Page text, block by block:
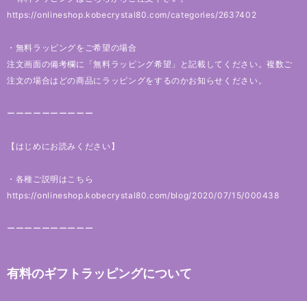
https://onlineshop.kobecrystal80.com/categories/2637402
・無料ラッピングをご希望の場合
注文画面の備考欄に「無料ラッピング希望」と記載してください。複数ご
注文の場合はどの商品にラッピングをするのかお知らせください。
ーーーーーーーーーー
【はじめにお読みください】
・各種ご説明はこちら
https://onlineshop.kobecrystal80.com/blog/2020/07/15/000438
ーーーーーーーーーー
有料のギフトラッピングについて